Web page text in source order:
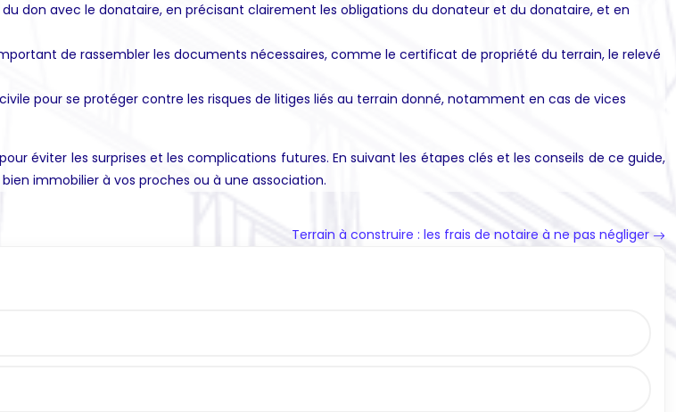
don avec le donataire, en précisant clairement les obligations du donateur et du donataire, et en
de rassembler les documents nécessaires, comme le certificat de propriété du terrain, le relevé
pour se protéger contre les risques de litiges liés au terrain donné, notamment en cas de vices
éviter les surprises et les complications futures. En suivant les étapes clés et les conseils de ce guide,
immobilier à vos proches ou à une association.
Terrain à construire : les frais de notaire à ne pas négliger